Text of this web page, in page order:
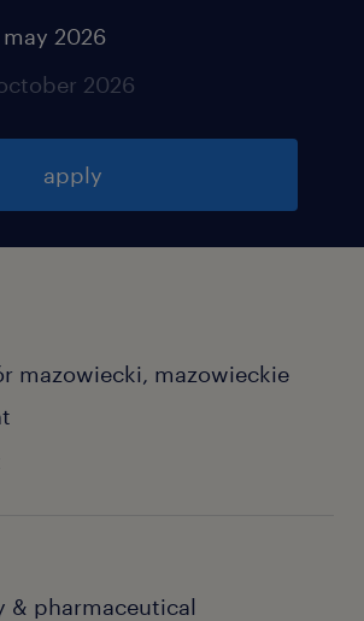
2026
2026
apply
mazowiecki, mazowieckie
& pharmaceutical